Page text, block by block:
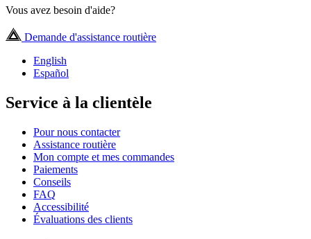
Vous avez besoin d'aide?
Demande d'assistance routière
English
Español
Service à la clientèle
Pour nous contacter
Assistance routière
Mon compte et mes commandes
Paiements
Conseils
FAQ
Accessibilité
Évaluations des clients